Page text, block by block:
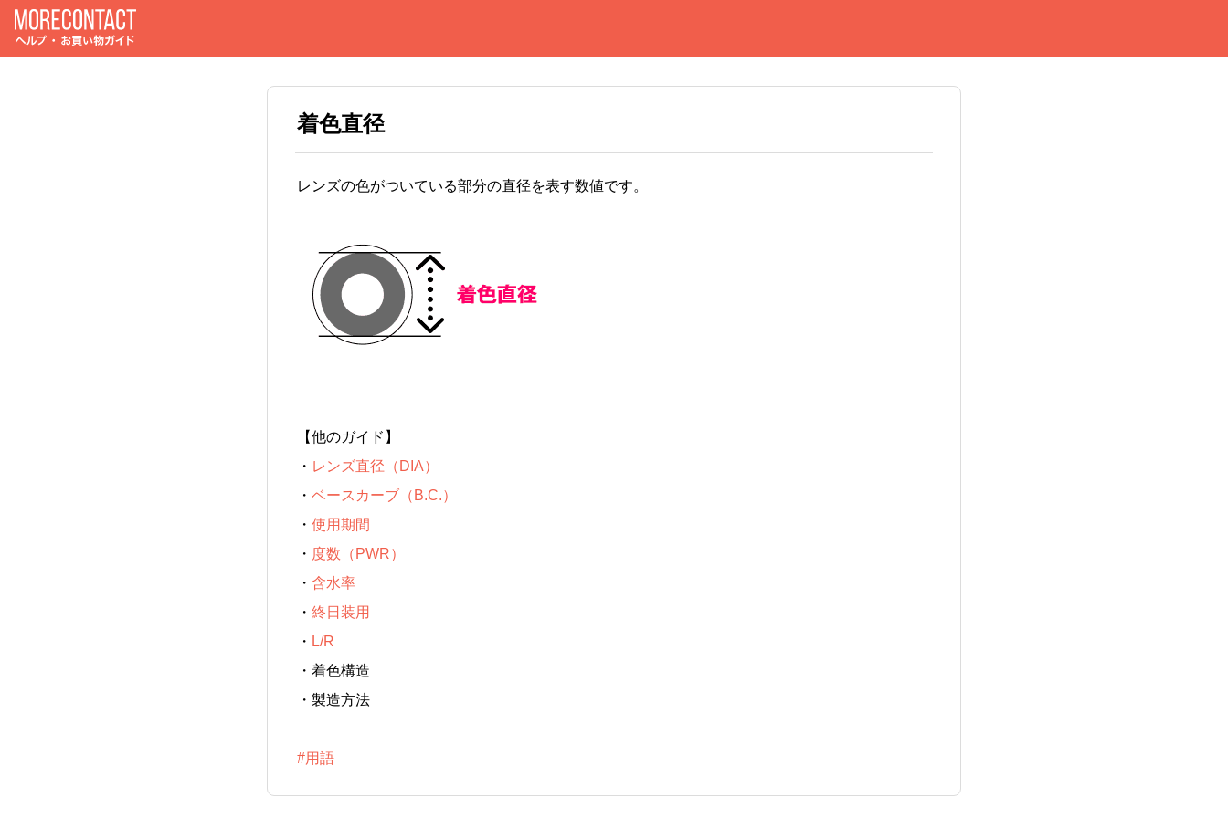
着色直径
レンズの色がついている部分の直径を表す数値です。
【他のガイド】
・ レンズ直径（DIA）
・ ベースカーブ（B.C.）
・ 使用期間
・ 度数（PWR）
・ 含水率
・ 終日装用
・ L/R
・ 着色構造
・ 製造方法
#用語